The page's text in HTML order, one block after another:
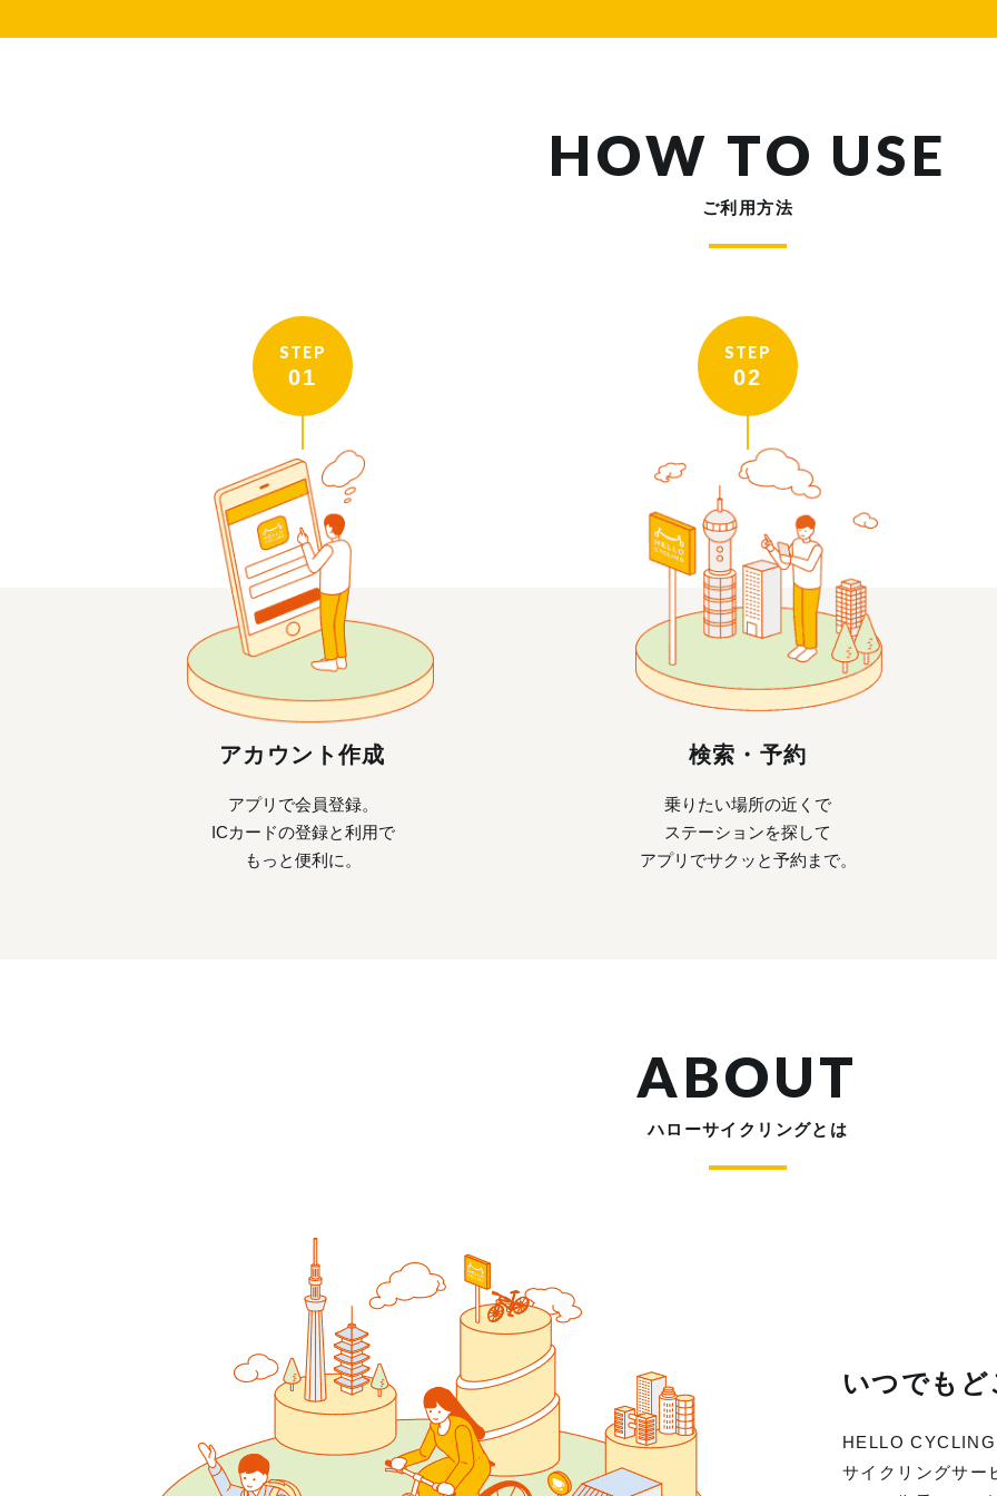
HOW TO USE
ご利用方法
STEP
01
アカウント作成
アプリで会員登録。
ICカードの登録と利用で
もっと便利に。
STEP
02
検索・予約
乗りたい場所の近くで
ステーションを探して
アプリでサクッと予約まで。
ABOUT
ハローサイクリングとは
いつでも
HELLO
サイクリングサー